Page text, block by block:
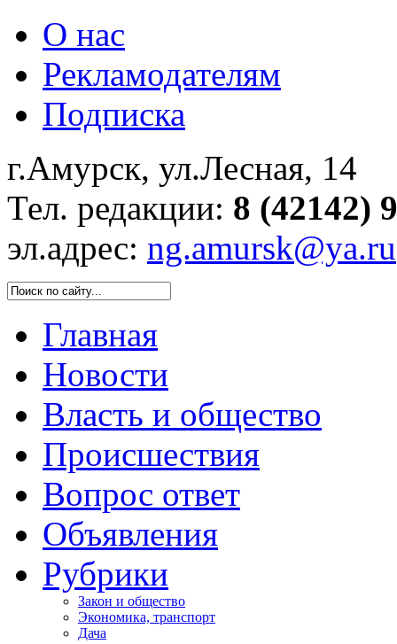
О нас
Рекламодателям
Подписка
г.Амурск, ул.Лесная, 14
Тел. редакции: 8 (42142)
эл.адрес: ng.amursk@ya.ru
Главная
Новости
Власть и общество
Происшествия
Вопрос ответ
Объявления
Рубрики
Закон и общество
Экономика, транспорт
Дача